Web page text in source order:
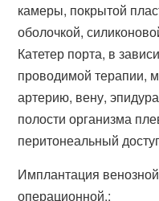
камеры, покрытой
оболочкой,
Катетер порта, в
проводимой терапии,
артерию, вену,
полости организма
перитонеальный
Имплантация
операционной.: